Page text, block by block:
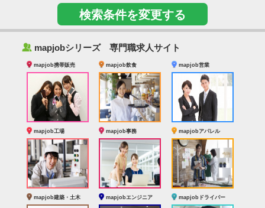
検索条件を変更する
‰ mapjobシリーズ 専門職求人サイト
mapjob携帯販売 mapjob飲食 mapjob営業
mapjob工場 mapjob事務 mapjobアパレル
mapjob建築・土木 mapjobエンジニア mapjobドライバー